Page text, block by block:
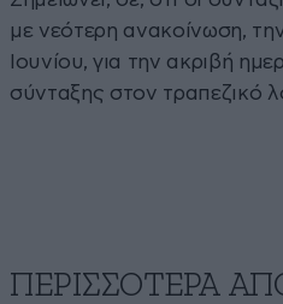
με νεότερη ανακοίνωση,
Ιουνίου, για την ακριβή
σύνταξης στον τραπεζικό
ΠΕΡΙΣΣΟΤΕΡΑ